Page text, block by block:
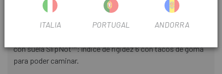
pie-rodilla que proporciona al ciclista comodidad y
con suela SlipNot™: índice de rigidez 6 con tacos de goma
para poder caminar.
ITALIA PORTUGAL ANDORRA